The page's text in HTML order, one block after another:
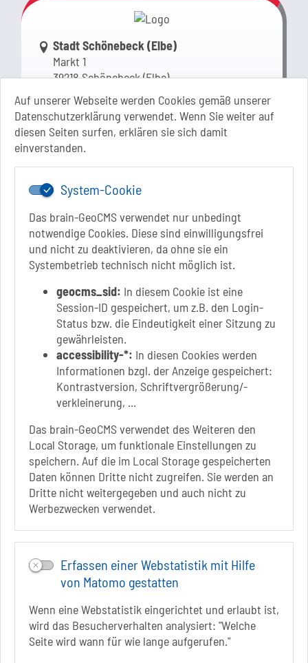
Auf unserer Webseite werden Cookies gemäß unserer
Datenschutzerklärung verwendet. Wenn Sie weiter auf
diesen Seiten surfen, erklären sie sich damit
einverstanden.
System-Cookie
Das brain-GeoCMS verwendet nur unbedingt
notwendige Cookies. Diese sind einwilligungsfrei
und nicht zu deaktivieren, da ohne sie ein
Systembetrieb technisch nicht möglich ist.
geocms_sid: In diesem Cookie ist eine
Session-ID gespeichert, um z.B. den Login-
Status bzw. die Eindeutigkeit einer Sitzung zu
gewährleisten.
accessibility-*: In diesen Cookies werden
Informationen bzgl. der Anzeige gespeichert:
Kontrastversion, Schriftvergrößerung/-
verkleinerung, ...
Das brain-GeoCMS verwendet des Weiteren den
Local Storage, um funktionale Einstellungen zu
speichern. Auf die im Local Storage gespeicherten
Daten können Dritte nicht zugreifen. Sie werden an
Dritte nicht weitergegeben und auch nicht zu
Werbezwecken verwendet.
Erfassen einer Webstatistik mit Hilfe
von Matomo gestatten
Wenn eine Webstatistik eingerichtet und erlaubt ist,
wird das Besucherverhalten analysiert: "Welche
Seite wird wann für wie lange aufgerufen."
Link zur Google-Maps Navigation
Stadt Schönebeck (Elbe)
Markt 1
39218 Schönebeck (Elbe)
Sachsen-Anhalt
+49 3928 710-0
+49 3928 710-199
stadt.sbk[at]schoenebeck-elbe.de
www.schoenebeck.de
Mo.: 13 Uhr - 15 Uhr
Di.: 9 Uhr - 11.30 Uhr
13 Uhr - 18 Uhr
Do.: 9 Uhr - 11.30 Uhr
Fr.: nach Vereinbarung
FACEBOOK
INSTAGRAM
Link zur Google-Maps Navigation
SOLEPARK Schönebeck/Bad Salzelmen
Eigenbetrieb der Stadt Schönebeck (Elbe)
Badepark 1
39218 Schönebeck (Elbe)
+49 3928 7055-0
info[at]solepark.de
www.visitschoenebeck.de
Infos zur Barrierefreiheit